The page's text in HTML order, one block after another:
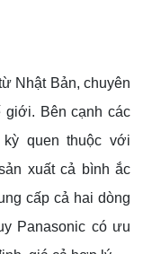
Nhật Bản, chuyên
giới. Bên cạnh các
quen thuộc với
xuất cả bình ắc
cấp cả hai dòng
Panasonic có ưu